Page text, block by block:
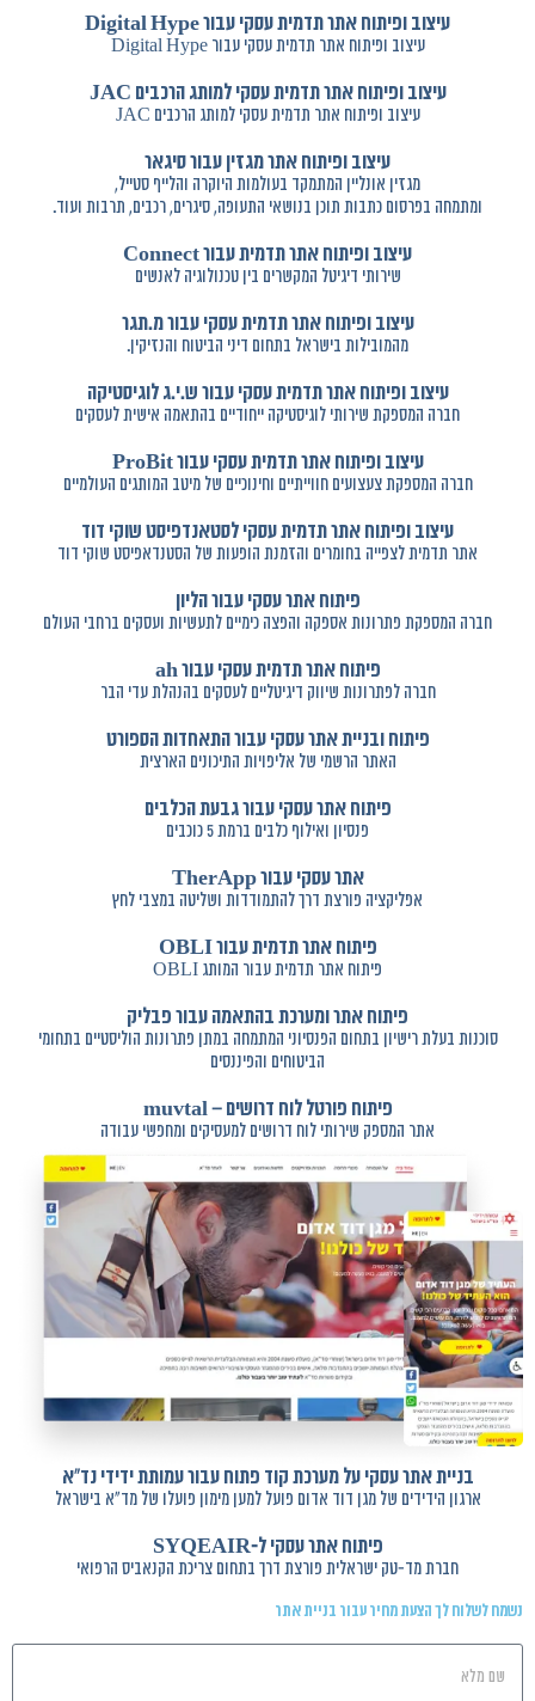
עיצוב ופיתוח אתר תדמית עסקי עבור Digital Hype
עיצוב ופיתוח אתר תדמית עסקי עבור Digital Hype
עיצוב ופיתוח אתר תדמית עסקי למותג הרכבים JAC
עיצוב ופיתוח אתר תדמית עסקי למותג הרכבים JAC
עיצוב ופיתוח אתר מגזין עבור סיגאר
מגזין אונליין המתמקד בעולמות היוקרה והלייף סטייל,
ומתמחה בפרסום כתבות תוכן בנושאי התעופה, סיגרים, רכבים, תרבות ועוד.
עיצוב ופיתוח אתר תדמית עבור Connect
שירותי דיגיטל המקשרים בין טכנולוגיה לאנשים
עיצוב ופיתוח אתר תדמית עסקי עבור מ.תגר
מהמובילות בישראל בתחום דיני הביטוח והנזיקין.
עיצוב ופיתוח אתר תדמית עסקי עבור ש.י.ג לוגיסטיקה
חברה המספקת שירותי לוגיסטיקה ייחודיים בהתאמה אישית לעסקים
עיצוב ופיתוח אתר תדמית עסקי עבור ProBit
חברה המספקת צעצועים חווייתיים וחינוכיים של מיטב המותגים העולמיים
עיצוב ופיתוח אתר תדמית עסקי לסטאנדפיסט שוקי דוד
אתר תדמית לצפייה בחומרים והזמנת הופעות של הסטנדאפיסט שוקי דוד
פיתוח אתר עסקי עבור הליון
חברה המספקת פתרונות אספקה והפצה כימיים לתעשיות ועסקים ברחבי העולם
פיתוח אתר תדמית עסקי עבור ah
חברה לפתרונות שיווק דיגיטליים לעסקים בהנהלת עדי הבר
פיתוח ובניית אתר עסקי עבור התאחדות הספורט
האתר הרשמי של אליפויות התיכונים הארצית
פיתוח אתר עסקי עבור גבעת הכלבים
פנסיון ואילוף כלבים ברמת 5 כוכבים
אתר עסקי עבור TherApp
אפליקציה פורצת דרך להתמודדות ושליטה במצבי לחץ
פיתוח אתר תדמית עבור OBLI
פיתוח אתר תדמית עבור המותג OBLI
פיתוח אתר ומערכת בהתאמה עבור פבליק
סוכנות בעלת רישיון בתחום הפנסיוני המתמחה במתן פתרונות הוליסטיים בתחומי
הביטוחים והפיננסים
פיתוח פורטל לוח דרושים – muvtal
אתר המספק שירותי לוח דרושים למעסיקים ומחפשי עבודה
בניית אתר עסקי על מערכת קוד פתוח עבור עמותת ידידי נד"א
ארגון הידידים של מגן דוד אדום פועל למען מימון פועלו של מד"א בישראל
פיתוח אתר עסקי ל-SYQEAIR
חברת מד-טק ישראלית פורצת דרך בתחום צריכת הקנאביס הרפואי
נשמח לשלוח לך הצעת מחיר עבור בניית אתר